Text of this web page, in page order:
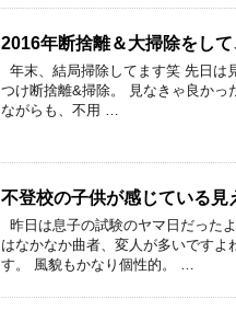
2016年断捨離＆大掃除をし
年末、結局掃除してます笑 先日は
つけ断捨離&掃除。 見なきゃ良かっ
ながらも、不用 …
不登校の子供が感じている見
昨日は息子の試験のヤマ日だった
はなかなか曲者、変人が多いです
す。 風貌もかなり個性的。 …